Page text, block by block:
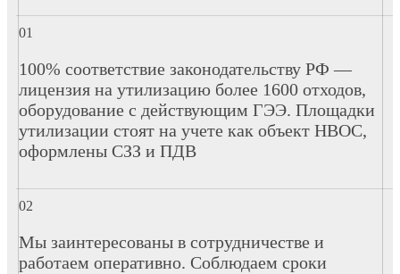
100% соответствие законодательству РФ —
лицензия на утилизацию более 1600 отходов,
оборудование с действующим ГЭЭ. Площадки
утилизации стоят на учете как объект НВОС,
оформлены СЗЗ и ПДВ
Мы заинтересованы в сотрудничестве и
работаем оперативно. Соблюдаем сроки